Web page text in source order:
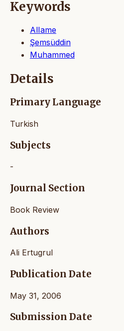
Keywords
AlIame
Şemsüddin
Muhammed
Details
Primary Language
Turkish
Subjects
-
Journal Section
Book Review
Authors
Ali Ertugrul
Publication Date
May 31, 2006
Submission Date